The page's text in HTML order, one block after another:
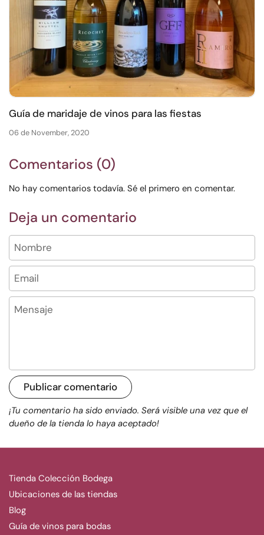
Guía de maridaje de vinos para las fiestas
06 de November, 2020
Comentarios (0)
No hay comentarios todavía. Sé el primero en comentar.
Deja un comentario
Nombre
Email
Publicar comentario
¡Tu comentario ha sido enviado. Será visible una vez que el
dueño de la tienda lo haya aceptado!
Tienda Colección Bodega
Ubicaciones de las tiendas
Blog
Guía de vinos para bodas